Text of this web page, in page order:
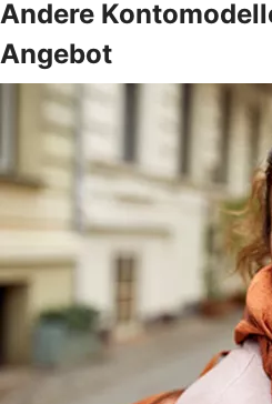
Andere
Angebot